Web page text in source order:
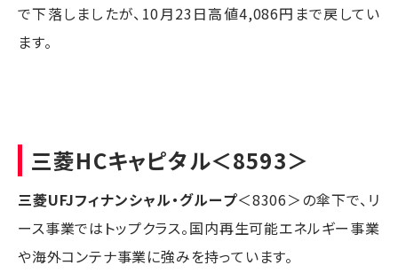
で下落しましたが、10月23日高値4,086円まで戻してい
ます。
三菱HCキャピタル＜8593＞
三菱UFJフィナンシャル・グループ＜8306＞の傘下で、リ
ース事業ではトップクラス。国内再生可能エネルギー事業
や海外コンテナ事業に強みを持っています。